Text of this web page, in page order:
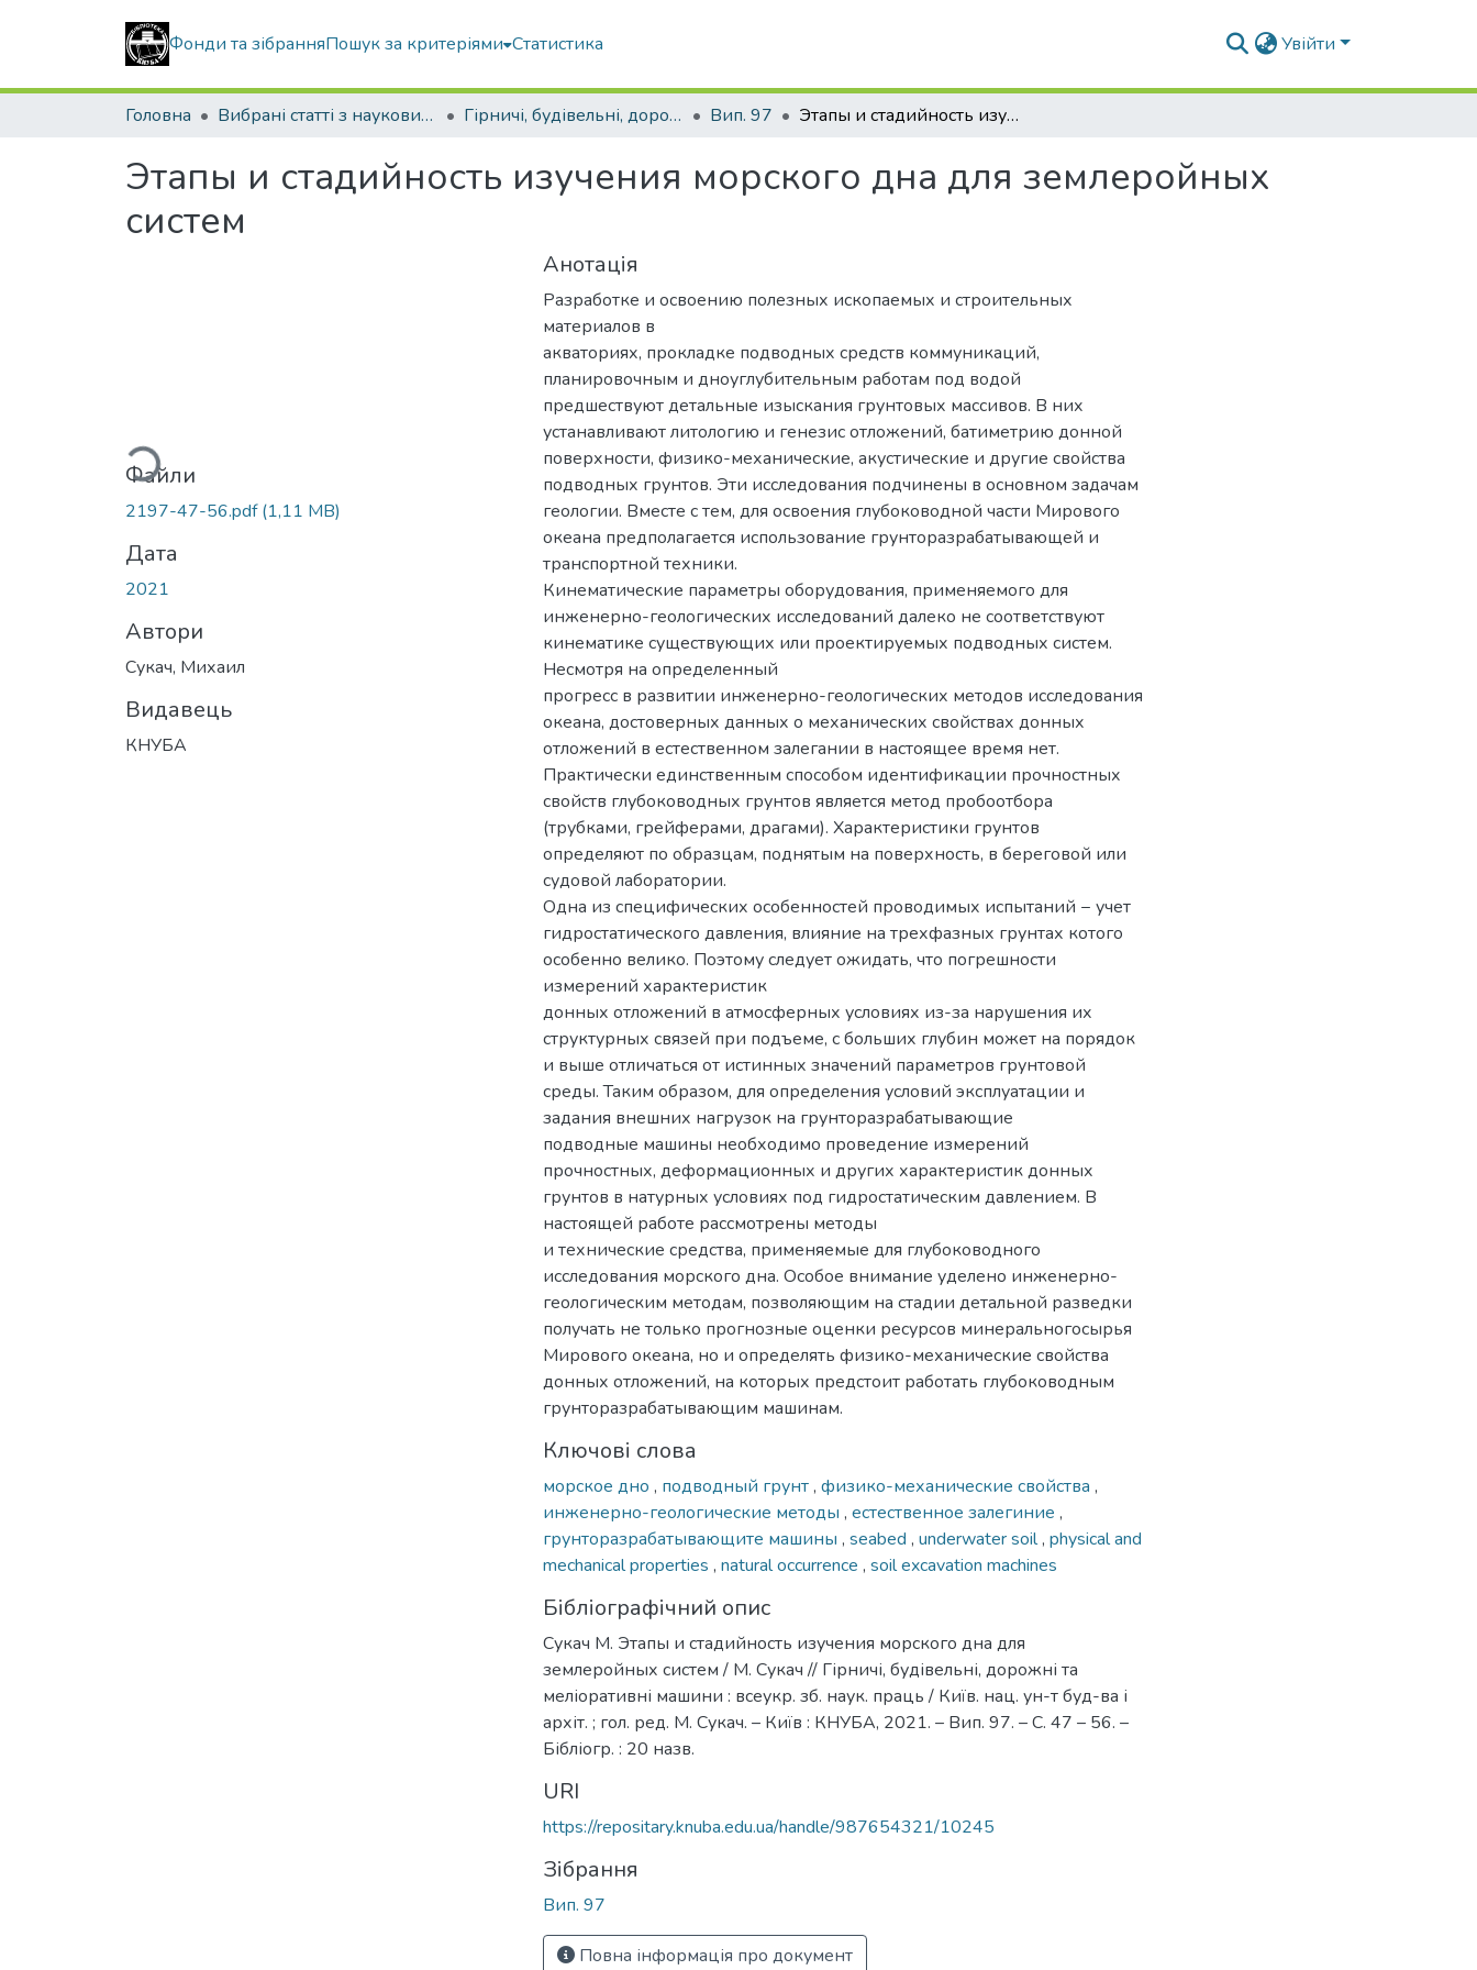
Фонди та зібранняПошук за критеріями Статистика Увійти
Головна Вибрані статті з наукових збірників КНУБА Гірничі, будівельні, дорожні та меліоративні машини Вип. 97 Этапы и стадийность изучения морского дна для землеройных систем
Этапы и стадийность изучения морского дна для землеройных
систем
Вантажиться...
Файли
2197-47-56.pdf(1,11 MB)
Дата
2021
Автори
Сукач, Михаил
Видавець
КНУБА
Анотація
Разработке и освоению полезных ископаемых и строительных
материалов в
акваториях, прокладке подводных средств коммуникаций,
планировочным и дноуглубительным работам под водой
предшествуют детальные изыскания грунтовых массивов. В них
устанавливают литологию и генезис отложений, батиметрию донной
поверхности, физико-механические, акустические и другие свойства
подводных грунтов. Эти исследования подчинены в основном задачам
геологии. Вместе с тем, для освоения глубоководной части Мирового
океана предполагается использование грунторазрабатывающей и
транспортной техники.
Кинематические параметры оборудования, применяемого для
инженерно-геологических исследований далеко не соответствуют
кинематике существующих или проектируемых подводных систем.
Несмотря на определенный
прогресс в развитии инженерно-геологических методов исследования
океана, достоверных данных о механических свойствах донных
отложений в естественном залегании в настоящее время нет.
Практически единственным способом идентификации прочностных
свойств глубоководных грунтов является метод пробоотбора
(трубками, грейферами, драгами). Характеристики грунтов
определяют по образцам, поднятым на поверхность, в береговой или
судовой лаборатории.
Одна из специфических особенностей проводимых испытаний − учет
гидростатического давления, влияние на трехфазных грунтах котого
особенно велико. Поэтому следует ожидать, что погрешности
измерений характеристик
донных отложений в атмосферных условиях из-за нарушения их
структурных связей при подъеме, с больших глубин может на порядок
и выше отличаться от истинных значений параметров грунтовой
среды. Таким образом, для определения условий эксплуатации и
задания внешних нагрузок на грунторазрабатывающие
подводные машины необходимо проведение измерений
прочностных, деформационных и других характеристик донных
грунтов в натурных условиях под гидростатическим давлением. В
настоящей работе рассмотрены методы
и технические средства, применяемые для глубоководного
исследования морского дна. Особое внимание уделено инженерно-
геологическим методам, позволяющим на стадии детальной разведки
получать не только прогнозные оценки ресурсов минеральногосырья
Мирового океана, но и определять физико-механические свойства
донных отложений, на которых предстоит работать глубоководным
грунторазрабатывающим машинам.
Ключові слова
морское дно , подводный грунт, физико-механические свойства ,
инженерно-геологические методы , естественное залегиние ,
грунторазрабатывающите машины , seabed , underwater soil, physical and
mechanical properties , natural occurrence , soil excavation machines
Бібліографічний опис
Сукач М. Этапы и стадийность изучения морского дна для
землеройных систем / М. Сукач // Гірничі, будівельні, дорожні та
меліоративні машини : всеукр. зб. наук. праць / Київ. нац. ун-т буд-ва і
архіт. ; гол. ред. М. Сукач. – Київ : КНУБА, 2021. – Вип. 97. – С. 47 – 56. –
Бібліогр. : 20 назв.
URI
https://repositary.knuba.edu.ua/handle/987654321/10245
Зібрання
Вип. 97
Повна інформація про документ